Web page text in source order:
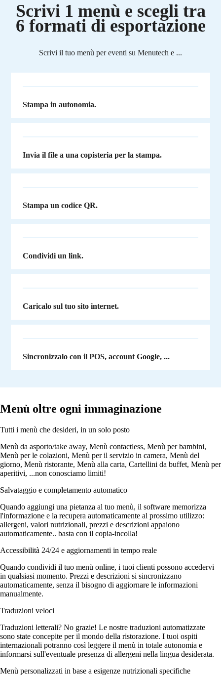
Scrivi 1 menù e scegli tra
6 formati di esportazione
Scrivi il tuo menù per eventi su Menutech e ...
Stampa in autonomia.
Invia il file a una copisteria per la stampa.
Stampa un codice QR.
Condividi un link.
Caricalo sul tuo sito internet.
Sincronizzalo con il POS, account Google, ...
Menù oltre ogni immaginazione
Tutti i menù che desideri, in un solo posto
Menù da asporto/take away, Menù contactless, Menù per bambini,
Menù per le colazioni, Menù per il servizio in camera, Menù del
giorno, Menù ristorante, Menù alla carta, Cartellini da buffet, Menù per
aperitivi, ...non conosciamo limiti!
Salvataggio e completamento automatico
Quando aggiungi una pietanza al tuo menù, il software memorizza
l'informazione e la recupera automaticamente al prossimo utilizzo:
allergeni, valori nutrizionali, prezzi e descrizioni appaiono
automaticamente.. basta con il copia-incolla!
Accessibilità 24/24 e aggiornamenti in tempo reale
Quando condividi il tuo menù online, i tuoi clienti possono accedervi
in qualsiasi momento. Prezzi e descrizioni si sincronizzano
automaticamente, senza il bisogno di aggiornare le informazioni
manualmente.
Traduzioni veloci
Traduzioni letterali? No grazie! Le nostre traduzioni automatizzate
sono state concepite per il mondo della ristorazione. I tuoi ospiti
internazionali potranno così leggere il menù in totale autonomia e
informarsi sull'eventuale presenza di allergeni nella lingua desiderata.
Menù personalizzati in base a esigenze nutrizionali specifiche